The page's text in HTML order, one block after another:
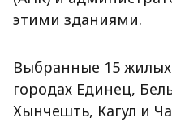
этими зданиями.
Выбранные 15
городах Единец,
Хынчешть, Кагул и